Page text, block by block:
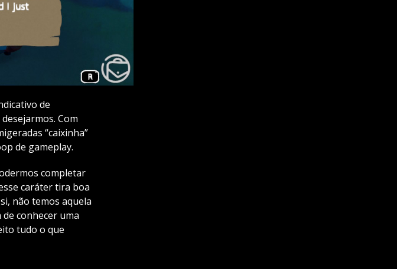
de
Com
“caixinha”
de gameplay.
completar
caráter tira boa
não temos aquela
conhecer uma
tudo o que